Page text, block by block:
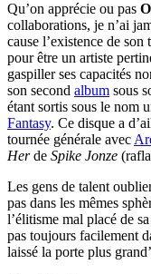
Qu’on apprécie ou pas
collaborations, je n’ai
cause l’existence de
pour être un artiste
gaspiller ses capacités
son second album sous
étant sortis sous le nom
Fantasy. Ce disque a
tournée générale avec
Herde Spike Jonze
Les gens de talent
pas dans les mêmes
l’élitisme mal placé de
pas toujours facilement
laissé la porte plus